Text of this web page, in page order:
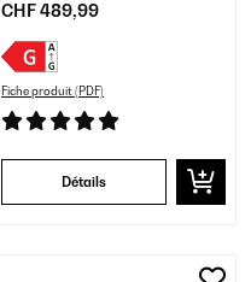
CHF 489,99
Fiche produit (PDF)
Détails